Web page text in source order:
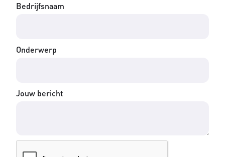
Bedrijfsnaam
Onderwerp
Jouw bericht